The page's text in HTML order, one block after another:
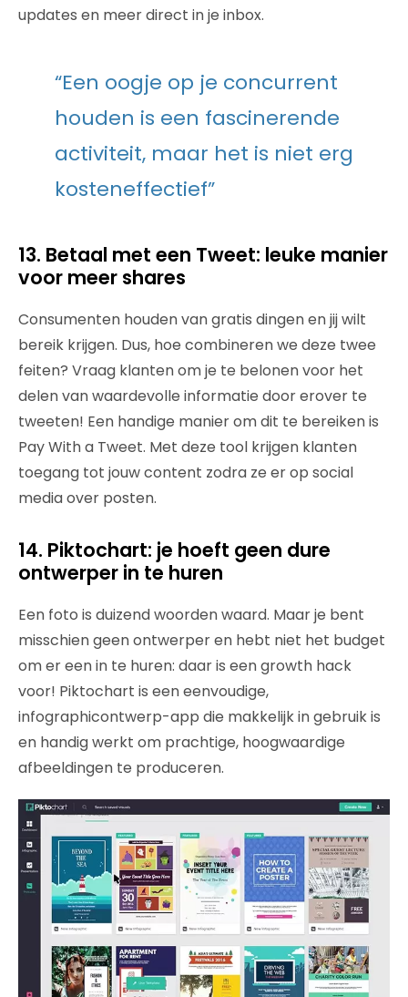
updates en meer direct in je inbox.
“Een oogje op je concurrent
houden is een fascinerende
activiteit, maar het is niet erg
kosteneffectief”
13. Betaal met een Tweet: leuke manier
voor meer shares
Consumenten houden van gratis dingen en jij wilt
bereik krijgen. Dus, hoe combineren we deze twee
feiten? Vraag klanten om je te belonen voor het
delen van waardevolle informatie door erover te
tweeten! Een handige manier om dit te bereiken is
Pay With a Tweet. Met deze tool krijgen klanten
toegang tot jouw content zodra ze er op social
media over posten.
14. Piktochart: je hoeft geen dure
ontwerper in te huren
Een foto is duizend woorden waard. Maar je bent
misschien geen ontwerper en hebt niet het budget
om er een in te huren: daar is een growth hack
voor! Piktochart is een eenvoudige,
infographicontwerp-app die makkelijk in gebruik is
en handig werkt om prachtige, hoogwaardige
afbeeldingen te produceren.